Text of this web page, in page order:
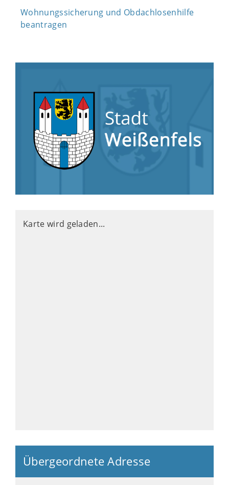
Wohnungssicherung und Obdachlosenhilfe
beantragen
Karte wird geladen...
Übergeordnete Adresse